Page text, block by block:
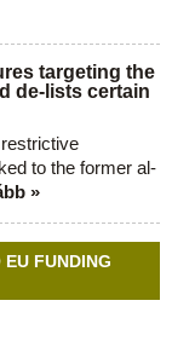
targeting the
de-lists certain
to the former al-
»
FUNDING